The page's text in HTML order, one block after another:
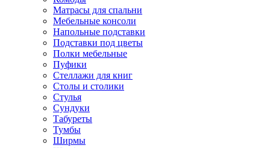
Матрасы для спальни
Мебельные консоли
Напольные подставки
Подставки под цветы
Полки мебельные
Пуфики
Стеллажи для книг
Столы и столики
Стулья
Сундуки
Табуреты
Тумбы
Ширмы